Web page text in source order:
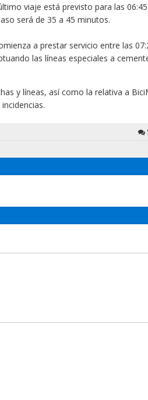
viaje está previsto para las
será de 35 a 45 minutos.
a prestar servicio entre las
las líneas especiales a
y líneas, así como la relativa a